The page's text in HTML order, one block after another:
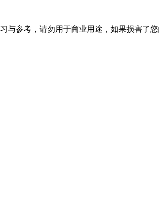
参考，请勿用于商业用途，如果损害了您